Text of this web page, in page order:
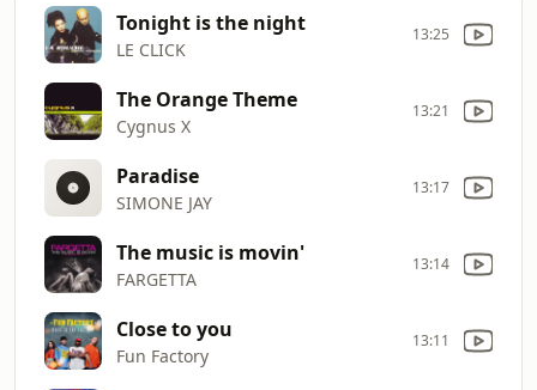
Tonight is the night
LE CLICK
13:25
The Orange Theme
Cygnus X
13:21
Paradise
SIMONE JAY
13:17
The music is movin'
FARGETTA
13:14
Close to you
Fun Factory
13:11